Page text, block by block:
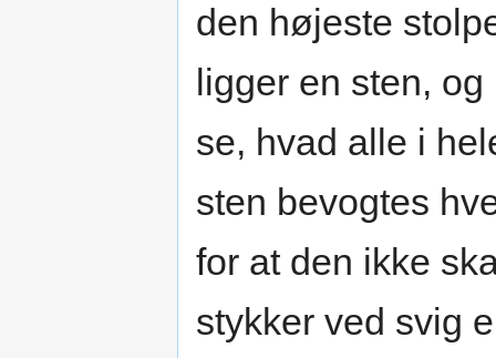
den højeste
ligger en sten,
se, hvad alle i
sten bevogtes
for at den ikke
stykker ved svig